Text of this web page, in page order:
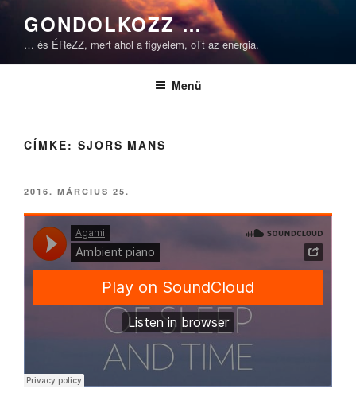
Tartalomhoz
GONDOLKOZZ …
… és ÉReZZ, mert ahol a figyelem, oTt az energia.
Menü
CÍMKE: SJORS MANS
BEKÜLDVE:
2016. MÁRCIUS 25.